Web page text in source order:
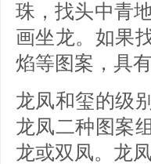
珠，找头中青
画坐龙。如果
焰等图案，具
龙凤和玺的级
龙凤二种图案
龙或双凤。龙